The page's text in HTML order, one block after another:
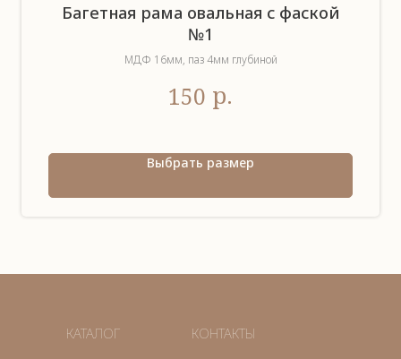
Багетная рама овальная с фаской
№1
МДФ 16мм, паз 4мм глубиной
150 р.
Выбрать размер
КАТАЛОГ КОНТАКТЫ